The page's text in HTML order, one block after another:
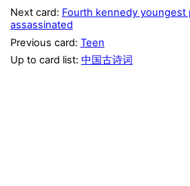
Next card: Fourth kennedy youngest
assassinated
Previous card: Teen
Up to card list: 中国古诗词